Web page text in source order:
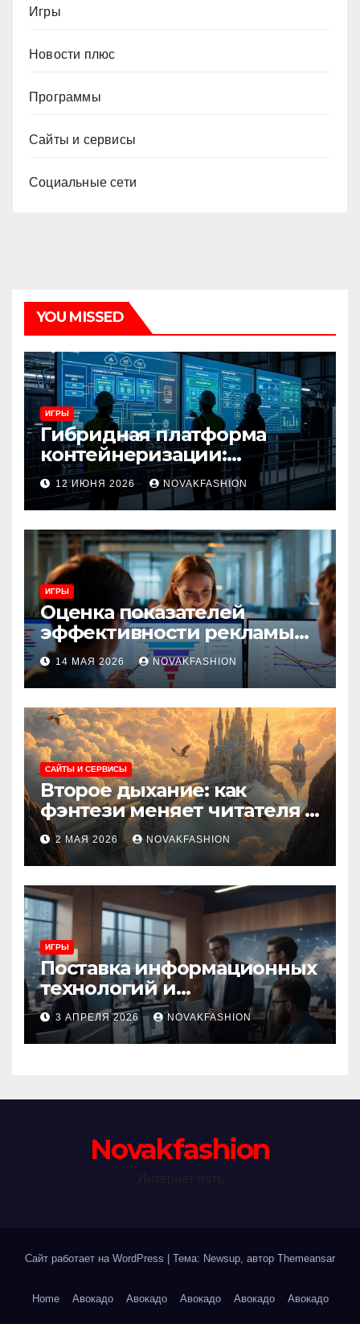
Игры
Новости плюс
Программы
Сайты и сервисы
Социальные сети
YOU MISSED
ИГРЫ
Гибридная платформа
контейнеризации:
архитектура, особенности
и сценарии использования
12 ИЮНЯ 2026 NOVAKFASHION
ИГРЫ
Оценка показателей
эффективности рекламы
при атрибуции
множественных точек
касания
14 МАЯ 2026 NOVAKFASHION
САЙТЫ И СЕРВИСЫ
Второе дыхание: как
фэнтези меняет читателя и
культуру
2 МАЯ 2026 NOVAKFASHION
ИГРЫ
Поставка информационных
технологий и
инновационные решения
3 АПРЕЛЯ 2026 NOVAKFASHION
Novakfashion
Сайт работает на WordPress Тема: Newsup, автор Themeansar
Home Авокадо Авокадо Авокадо Авокадо Авокадо